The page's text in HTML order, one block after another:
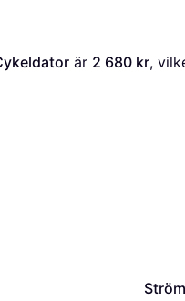
är 2 680 kr,